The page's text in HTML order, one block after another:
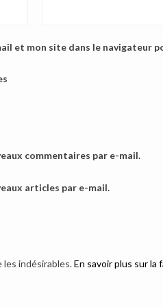
et mon site dans le navigateur
commentaires par e-mail.
articles par e-mail.
indésirables.En savoir plus sur